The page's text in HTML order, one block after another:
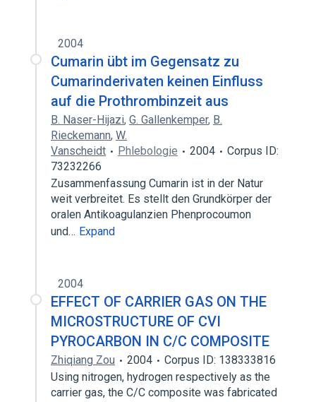
2004
Cumarin übt im Gegensatz zu
Cumarinderivaten keinen Einfluss
auf die Prothrombinzeit aus
B. Naser-Hijazi, G. Gallenkemper, B.
Rieckemann, W.
Vanscheidt
Phlebologie 2004
Corpus ID:
73232266
Zusammenfassung Cumarin ist in der Natur
weit verbreitet. Es stellt den Grundkörper der
oralen Antikoagulanzien Phenprocoumon
und… Expand
2004
EFFECT OF CARRIER GAS ON THE
MICROSTRUCTURE OF CVI
PYROCARBON IN C/C COMPOSITE
Zhiqiang Zou 2004
Corpus ID: 138333816
Using nitrogen, hydrogen respectively as the
carrier gas, the C/C composite was fabricated